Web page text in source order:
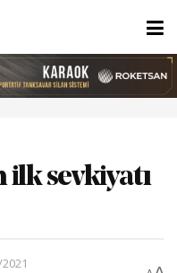
ilk sevkiyatı